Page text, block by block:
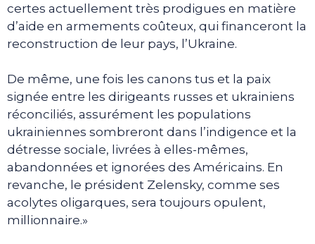
certes actuellement très prodigues en matière
d’aide en armements coûteux, qui financeront la
reconstruction de leur pays, l’Ukraine.
De même, une fois les canons tus et la paix
signée entre les dirigeants russes et ukrainiens
réconciliés, assurément les populations
ukrainiennes sombreront dans l’indigence et la
détresse sociale, livrées à elles-mêmes,
abandonnées et ignorées des Américains. En
revanche, le président Zelensky, comme ses
acolytes oligarques, sera toujours opulent,
millionnaire.»